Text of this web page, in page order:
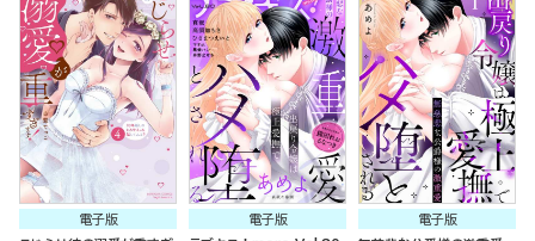
電子版
電子版
電子版